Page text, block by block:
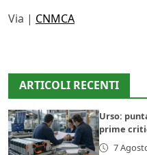
Via | CNMCA
ARTICOLI RECENTI
Urso:
prime
7